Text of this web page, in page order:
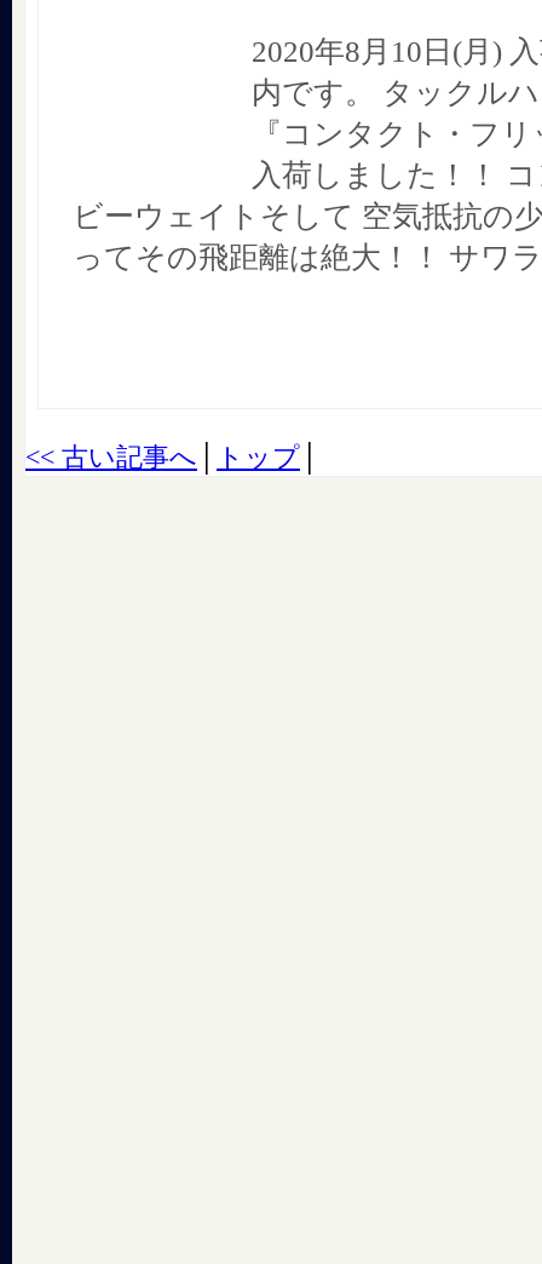
2020年8月10日(月)
内です。 タックル
『コンタクト・フ
入荷しました！！
ビーウェイトそして 空気抵抗の
ってその飛距離は絶大！！ サワ
<< 古い記事へ トップ